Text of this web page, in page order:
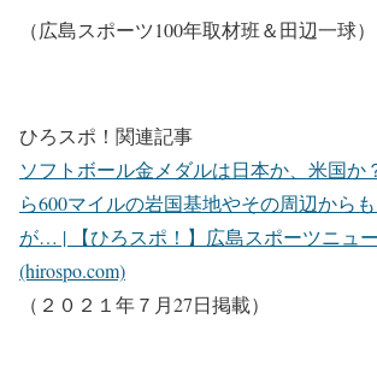
（広島スポーツ100年取材班＆田辺一球）
ひろスポ！関連記事
ソフトボール金メダルは日本か、米国か
ら600マイルの岩国基地やその周辺から
が… | 【ひろスポ！】広島スポーツニュ
(hirospo.com)
（２０２１年７月27日掲載）